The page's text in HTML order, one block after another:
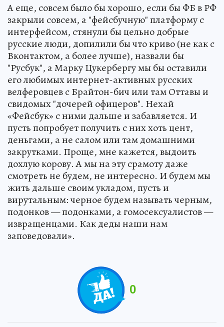
А еще, совсем было бы хорошо, если бы ФБ в РФ
закрыли совсем, а "фейсбучную" платформу с
интерфейсом, стянули бы цельно добрые
русские люди, допилили бы что криво (не как с
Вконтактом, а более лучше), назвали бы
"Русбук", а Марку Цукербергу мы бы оставили
его любимых интернет-активных русских
велферовцев с Брайтон-бич или там Оттавы и
свидомых "дочерей офицеров". Нехай
«Фейсбук» с ними дальше и забавляется. И
пусть попробует получить с них хоть цент,
деньгами, а не салом или там домашними
закрутками. Проще, мне кажется, выдоить
дохлую корову. А мы на эту срамоту даже
смотреть не будем, не интересно. И будем мы
жить дальше своим укладом, пусть и
вирутальным: черное будем называть черным,
подонков — подонками, а гомосексуалистов —
извращенцами. Как деды наши нам
заповедовали».
0